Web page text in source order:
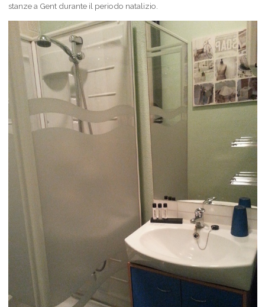
stanze a Gent durante il periodo natalizio.